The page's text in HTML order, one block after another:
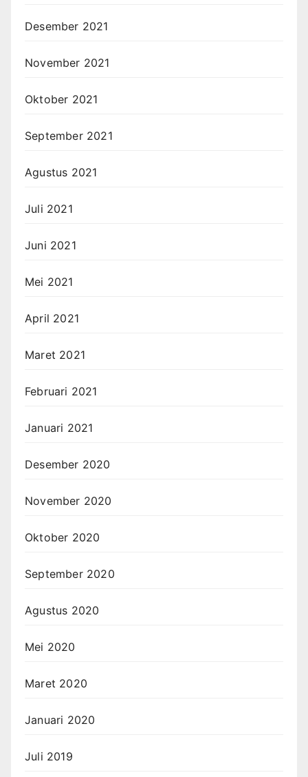
Desember 2021
November 2021
Oktober 2021
September 2021
Agustus 2021
Juli 2021
Juni 2021
Mei 2021
April 2021
Maret 2021
Februari 2021
Januari 2021
Desember 2020
November 2020
Oktober 2020
September 2020
Agustus 2020
Mei 2020
Maret 2020
Januari 2020
Juli 2019